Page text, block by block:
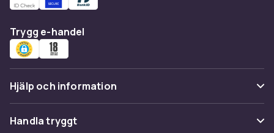
Trygg e-handel
Hjälp och information
Vanliga frågor
Handla tryggt